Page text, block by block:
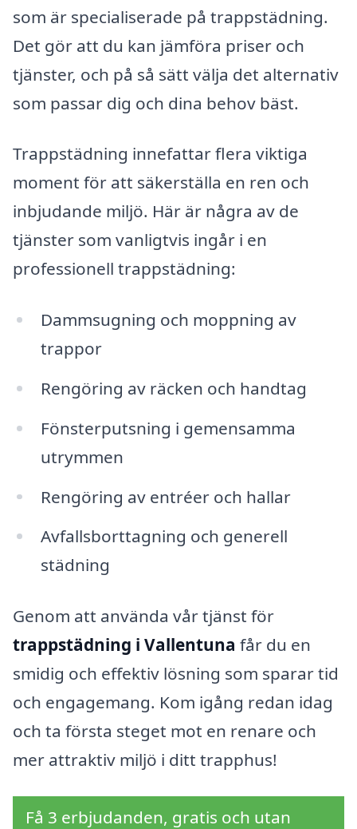
som är specialiserade på trappstädning.
Det gör att du kan jämföra priser och
tjänster, och på så sätt välja det alternativ
som passar dig och dina behov bäst.
Trappstädning innefattar flera viktiga
moment för att säkerställa en ren och
inbjudande miljö. Här är några av de
tjänster som vanligtvis ingår i en
professionell trappstädning:
Dammsugning och moppning av
trappor
Rengöring av räcken och handtag
Fönsterputsning i gemensamma
utrymmen
Rengöring av entréer och hallar
Avfallsborttagning och generell
städning
Genom att använda vår tjänst för
trappstädning i Vallentuna får du en
smidig och effektiv lösning som sparar tid
och engagemang. Kom igång redan idag
och ta första steget mot en renare och
mer attraktiv miljö i ditt trapphus!
Få 3 erbjudanden, gratis och utan